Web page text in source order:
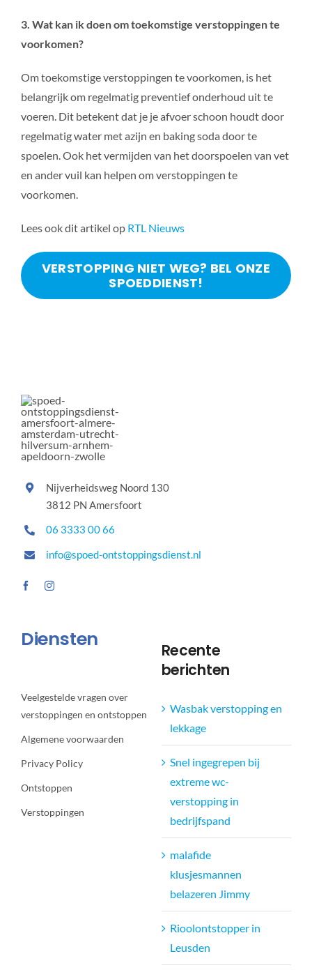
3. Wat kan ik doen om toekomstige verstoppingen te
voorkomen?
Om toekomstige verstoppingen te voorkomen, is het
belangrijk om regelmatig preventief onderhoud uit te
voeren. Dit betekent dat je je afvoer schoon houdt door
regelmatig water met azijn en baking soda door te
spoelen. Ook het vermijden van het doorspoelen van vet
en ander vuil kan helpen om verstoppingen te
voorkomen.
Lees ook dit artikel op RTL Nieuws
VERSTOPPING NIET WEG? BEL ONZE
SPOEDDIENST!
Nijverheidsweg Noord 130
3812 PN Amersfoort
06 3333 00 66
info@spoed-ontstoppingsdienst.nl
Diensten
Veelgestelde vragen over
verstoppingen en ontstoppen
Algemene voorwaarden
Privacy Policy
Ontstoppen
Verstoppingen
Recente
berichten
Wasbak verstopping en
lekkage
Snel ingegrepen bij
extreme wc-
verstopping in
bedrijfspand
malafide
klusjesmannen
belazeren Jimmy
Rioolontstopper in
Leusden